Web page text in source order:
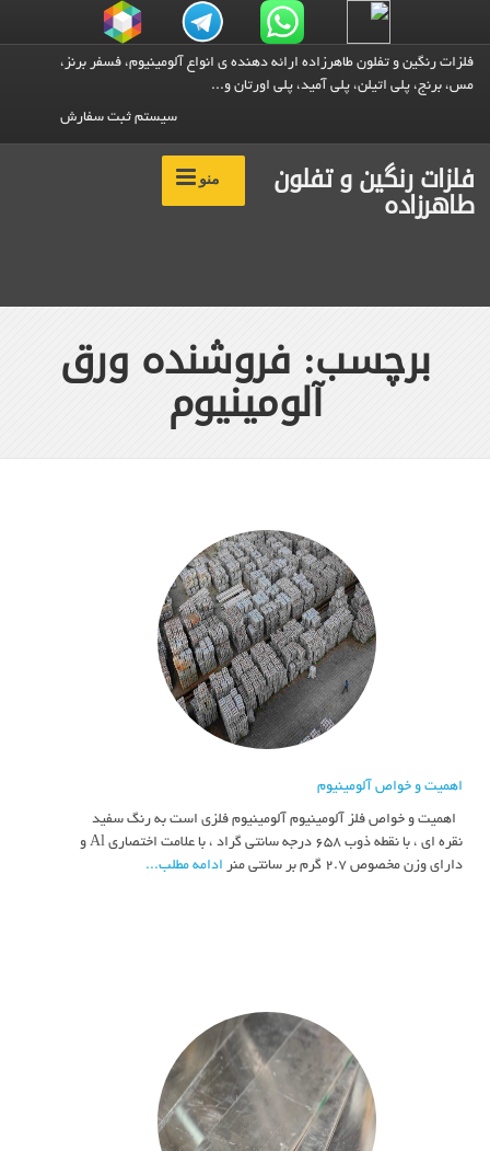
فلزات رنگین و تفلون طاهرزاده ارائه دهنده ی انواع آلومینیوم، فسفر برنز،
مس، برنج، پلی اتیلن، پلی آمید، پلی اورتان و...
سیستم ثبت سفارش
فلزات رنگین و تفلون
طاهرزاده
منو
برچسب: فروشنده ورق
آلومینیوم
اهمیت و خواص آلومینیوم
اهمیت و خواص فلز آلومینیوم آلومینیوم فلزی است به رنگ سفید
نقره ای ، با نقطه ذوب 658 درجه سانتی گراد ، با علامت اختصاری Al و
دارای وزن مخصوص 2.7 گرم بر سانتی منر
ادامه مطلب...